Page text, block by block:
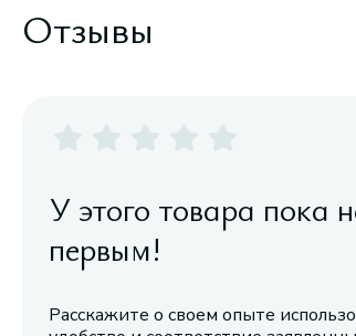
Отзывы
У этого товара пока
первым!
Расскажите о своем опыте